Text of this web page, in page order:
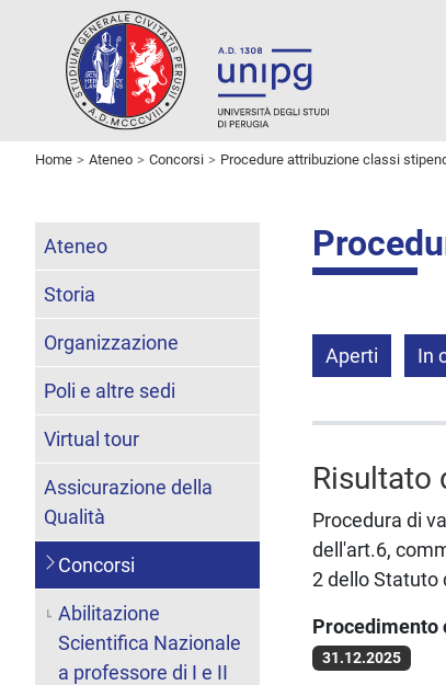
Home Ateneo Concorsi Procedure attribuzione classi
Aperti In
Risultato
Procedura di
dell'art.6,
2 dello Statuto
Procedimento
31.12.2025
Ateneo
Storia
Organizzazione
Poli e altre sedi
Virtual tour
Assicurazione della
Qualità
Concorsi
Abilitazione
Scientifica Nazionale
a professore di I e II